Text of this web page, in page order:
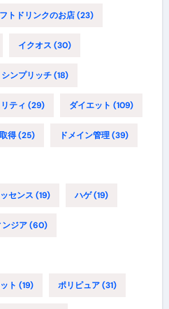
トドリンクのお店(23)
イクオス (30)
シンプリッチ(18)
ティ (29) ダイエット (109)
得(25) ドメイン管理(39)
センス (19) ハゲ(19)
ンジア(60)
ト (19) ポリピュア(31)